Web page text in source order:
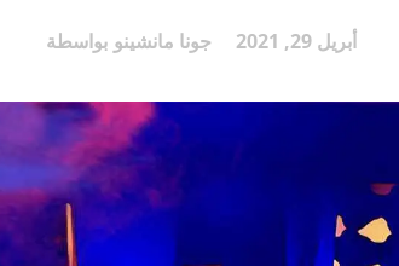
بواسطة جونا مانشينو أبريل 29, 2021